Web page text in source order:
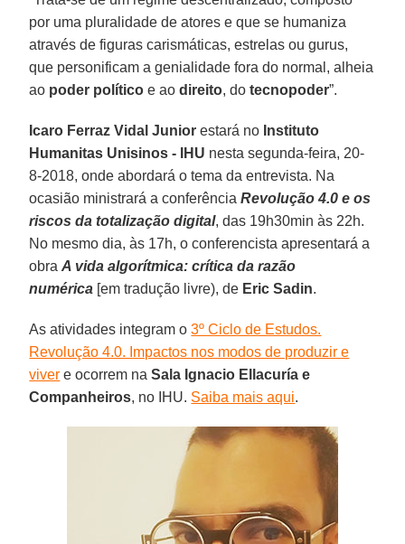
por uma pluralidade de atores e que se humaniza
através de figuras carismáticas, estrelas ou gurus,
que personificam a genialidade fora do normal, alheia
ao poder político e aodireito, dotecnopoder”.
Icaro Ferraz Vidal Junior estará no Instituto
Humanitas Unisinos - IHU nesta segunda-feira, 20-
8-2018, onde abordará o tema da entrevista. Na
ocasião ministrará a conferênciaRevolução 4.0 e os
riscos da totalização digital, das 19h30min às 22h.
No mesmo dia, às 17h, o conferencista apresentará a
obraA vida algorítmica: crítica da razão
numérica [em tradução livre), de Eric Sadin.
As atividades integram o3º Ciclo de Estudos.
Revolução 4.0. Impactos nos modos de produzir e
viver e ocorrem naSala Ignacio Ellacuría e
Companheiros, no IHU. Saiba mais aqui.